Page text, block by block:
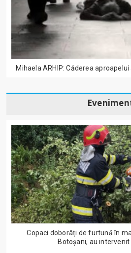
Mihaela ARHIP: Căderea
Copaci doborâți de furtună în
Botoșani, au